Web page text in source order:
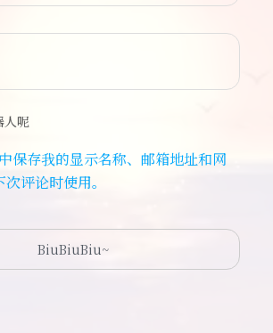
人呢
保存我的显示名称、邮箱地址和网
评论时使用。